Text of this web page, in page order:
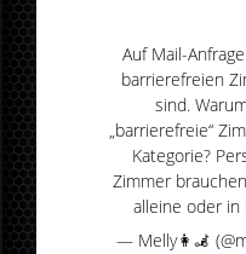
Auf Mail-
barrierefreien
sind.
„barrierefreie“
Kategorie?
Zimmer
alleine oder in
— Melly👩‍🦼